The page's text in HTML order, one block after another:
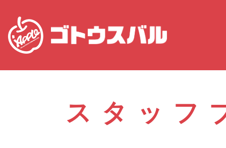
アップル
愛知県春日井市柏井町4-43-1
アップル春日井中央店
スタッフ